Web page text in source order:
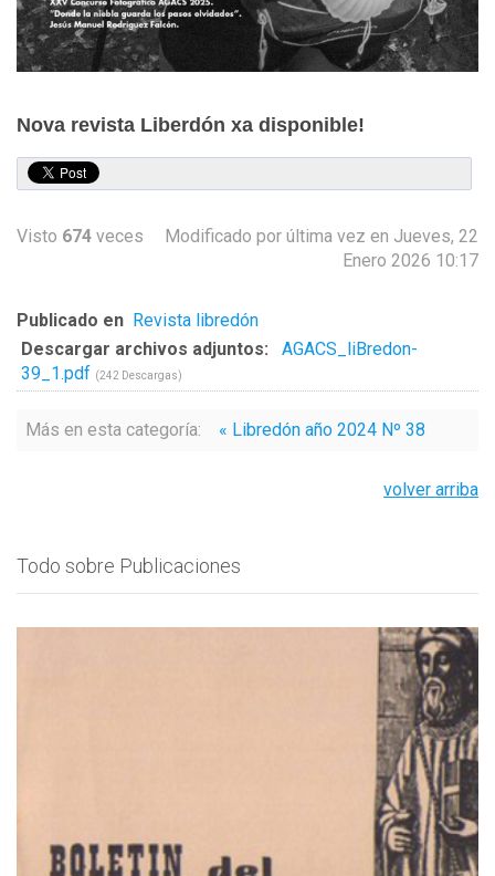
Nova revista Liberdón xa disponible!
Visto 674 veces
Modificado por última vez en Jueves, 22
Enero 2026 10:17
Publicado en Revista libredón
Descargar archivos adjuntos:
AGACS_liBredon-
39_1.pdf (242 Descargas)
Más en esta categoría: « Libredón año 2024 Nº 38
volver arriba
Todo sobre Publicaciones